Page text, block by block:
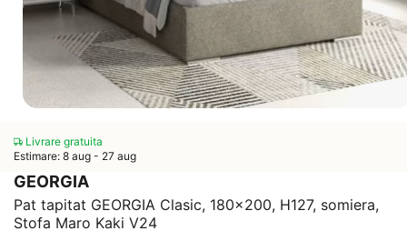
Livrare gratuita
Estimare: 8 aug - 27 aug
GEORGIA
Pat tapitat GEORGIA Clasic, 180x200, H127, somiera,
Stofa Maro Kaki V24